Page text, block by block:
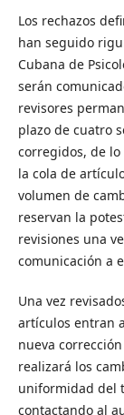
Los rechazos
han seguido
Cubana de
serán
revisores
plazo de cuatro
corregidos, de
la cola de
volumen de
reservan la
revisiones una
comunicación a
Una vez
artículos entran
nueva
realizará los
uniformidad del
contactando al